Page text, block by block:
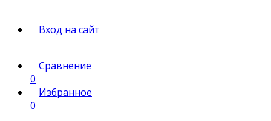
Вход на сайт
Сравнение
0
Избранное
0